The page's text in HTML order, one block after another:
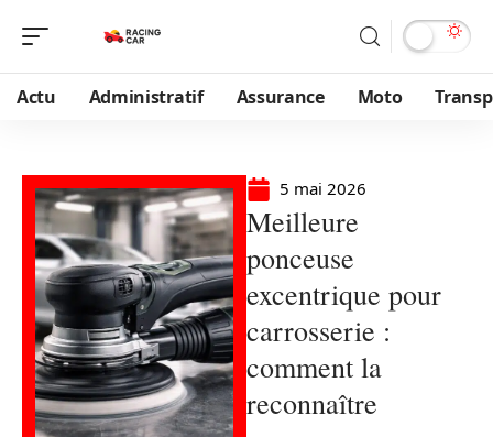
Actu Administratif Assurance Moto
5 mai 2026
Meilleure
ponceuse
excentrique pour
carrosserie :
comment la
reconnaître